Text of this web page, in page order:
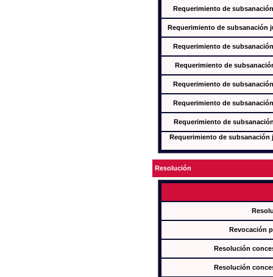
Requerimiento de
Requerimiento de subsanación
Requerimiento de
Requerimiento de
Requerimiento de
Requerimiento de
Requerimiento de
Requerimiento de
Resolución
Revocación
Resolución
Resolución